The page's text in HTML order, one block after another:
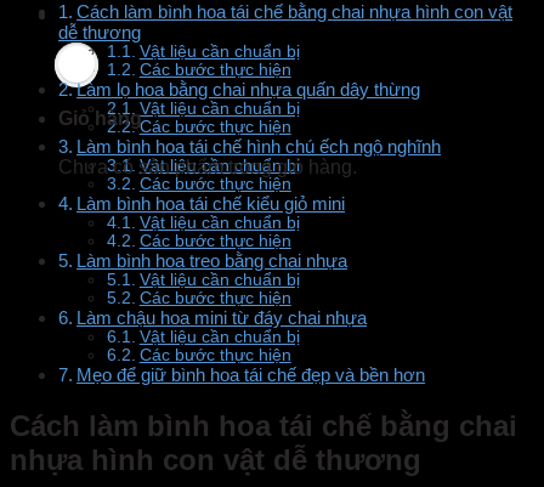
Giỏ hàng
Chưa có sản phẩm trong giỏ hàng.
Cách làm bình hoa tái chế bằng chai nhựa hình con vật
dễ thương
Vật liệu cần chuẩn bị
Các bước thực hiện
Làm lọ hoa bằng chai nhựa quấn dây thừng
Vật liệu cần chuẩn bị
Các bước thực hiện
Làm bình hoa tái chế hình chú ếch ngộ nghĩnh
Vật liệu cần chuẩn bị
Các bước thực hiện
Làm bình hoa tái chế kiểu giỏ mini
Vật liệu cần chuẩn bị
Các bước thực hiện
Làm bình hoa treo bằng chai nhựa
Vật liệu cần chuẩn bị
Các bước thực hiện
Làm chậu hoa mini từ đáy chai nhựa
Vật liệu cần chuẩn bị
Các bước thực hiện
Mẹo để giữ bình hoa tái chế đẹp và bền hơn
Cách làm bình hoa tái chế bằng chai
nhựa hình con vật dễ thương